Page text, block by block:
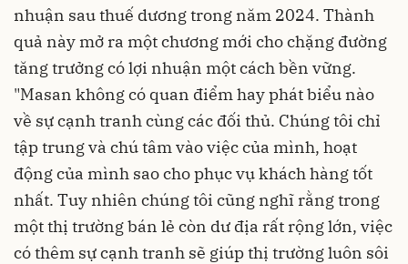
nhuận sau thuế dương trong năm 2024. Thành
quả này mở ra một chương mới cho chặng đường
tăng trưởng có lợi nhuận một cách bền vững.
"Masan không có quan điểm hay phát biểu nào
về sự cạnh tranh cùng các đối thủ. Chúng tôi chỉ
tập trung và chú tâm vào việc của mình, hoạt
động của mình sao cho phục vụ khách hàng tốt
nhất. Tuy nhiên chúng tôi cũng nghĩ rằng trong
một thị trường bán lẻ còn dư địa rất rộng lớn, việc
có thêm sự cạnh tranh sẽ giúp thị trường luôn sôi